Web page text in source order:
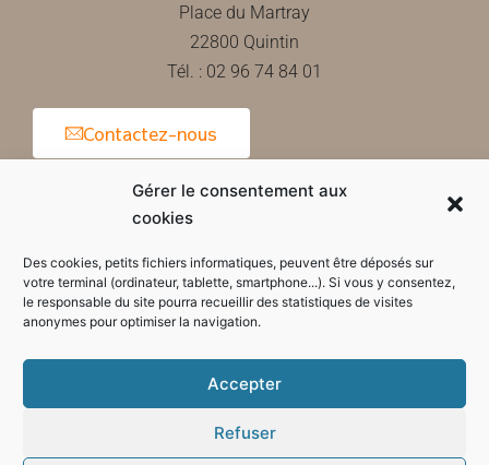
Gérer le consentement aux
cookies
Des cookies, petits fichiers informatiques, peuvent être déposés sur
votre terminal (ordinateur, tablette, smartphone...). Si vous y consentez,
le responsable du site pourra recueillir des statistiques de visites
anonymes pour optimiser la navigation.
Accepter
Refuser
Place du Martray
22800 Quintin
Tél. : 02 96 74 84 01
Contactez-nous
Horaires d'ouverture de la mairie